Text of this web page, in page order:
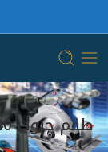
طقم حبوب 40قطعة مسدس “1/4-“3/8 UT340